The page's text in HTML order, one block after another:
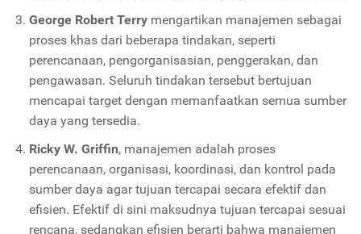
George Robert Terry mengartikan manajemen sebagai
proses khas dari beberapa tindakan, seperti
perencanaan, pengorganisasian, penggerakan, dan
pengawasan. Seluruh tindakan tersebut bertujuan
mencapai target dengan memanfaatkan semua sumber
daya yang tersedia.
Ricky W. Griffin, manajemen adalah proses
perencanaan, organisasi, koordinasi, dan kontrol pada
sumber daya agar tujuan tercapai secara efektif dan
efisien. Efektif di sini maksudnya tujuan tercapai sesuai
rencana, sedangkan efisien berarti bahwa manajemen